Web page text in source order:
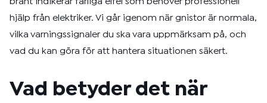
hjälp från elektriker. Vi går igenom när gnistor är normala,
vilka varningssignaler du ska vara uppmärksam på, och
vad du kan göra för att hantera situationen säkert.
Vad betyder det när